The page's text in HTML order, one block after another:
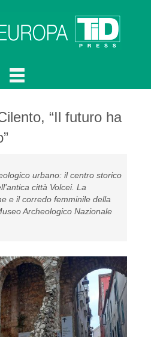
“Il futuro ha
urbano: il centro storico
città Volcei. La
e il corredo femminile della
Archeologico Nazionale